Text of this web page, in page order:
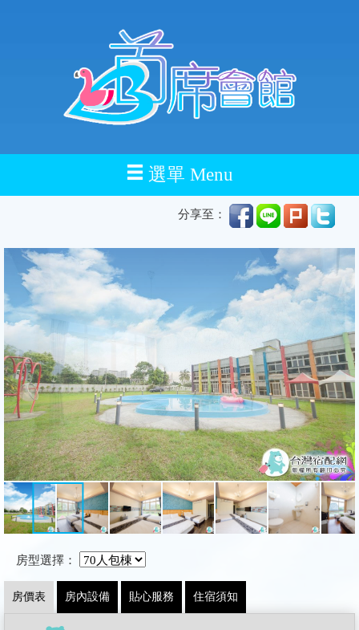
選單 Menu
分享至：
房型選擇：
房價表 房內設備 貼心服務 住宿須知